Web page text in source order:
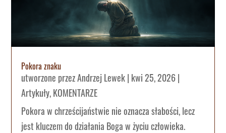
Pokora znaku
utworzone przezAndrzej Lewek| kwi 25, 2026|
Artykuły,KOMENTARZE
Pokora w chrześcijaństwie nie oznacza słabości, lecz
jest kluczem do działania Boga w życiu człowieka.